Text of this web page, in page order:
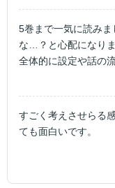
5巻まで一気に読み
な…？と心配になり
全体的に設定や話の
ンポも良いし、映画
すごく考えさせらる
ても面白いです。